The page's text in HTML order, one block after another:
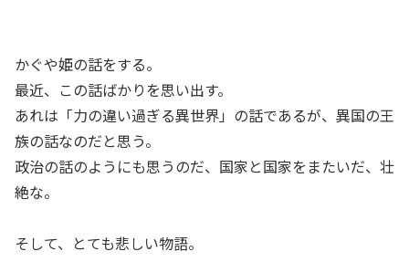
かぐや姫の話をする。
最近、この話ばかりを思い出す。
あれは「力の違い過ぎる異世界」の話であるが、異国の王
族の話なのだと思う。
政治の話のようにも思うのだ、国家と国家をまたいだ、壮
絶な。
そして、とても悲しい物語。